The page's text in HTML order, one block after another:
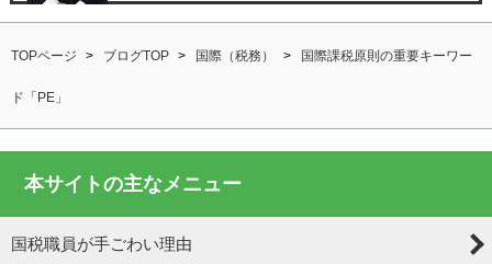
TOPページ ブログTOP 国際（税務） 国際課税原則の重要キーワー
ド「PE」
本サイトの主なメニュー
国税職員が手ごわい理由